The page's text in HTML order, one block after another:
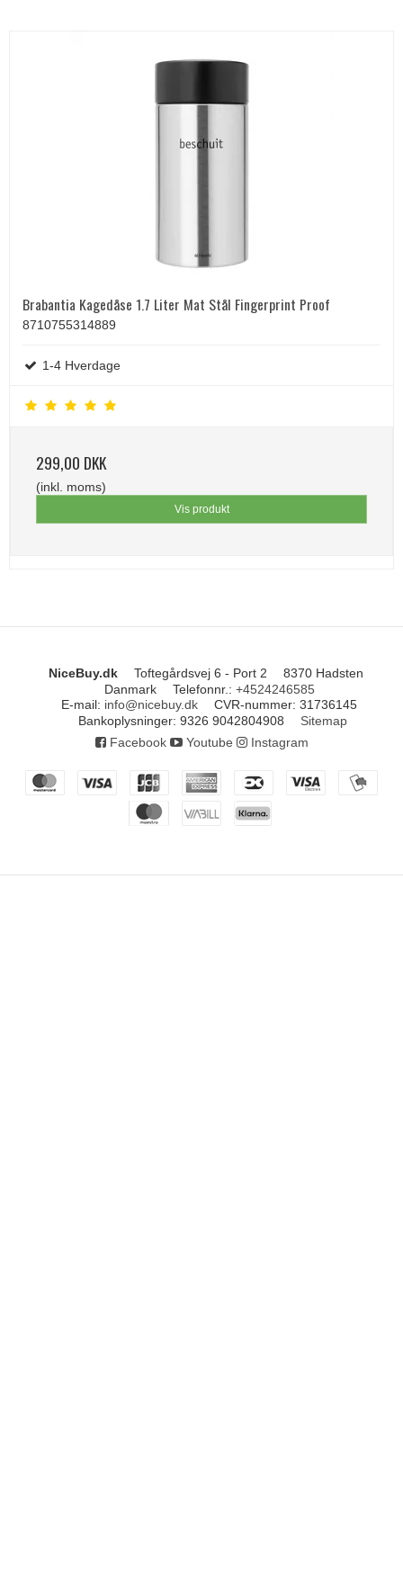
Brabantia Kagedåse 1.7 Liter Mat Stål Fingerprint Proof
8710755314889
1-4 Hverdage
299,00 DKK
(inkl. moms)
Vis produkt
NiceBuy.dk Toftegårdsvej 6 - Port 2
8370 Hadsten
Danmark
Telefonnr. : +4524246585
E-mail: info@nicebuy.dk CVR-nummer: 31736145
Bankoplysninger: 9326 9042804908
Sitemap
Facebook
Youtube Instagram